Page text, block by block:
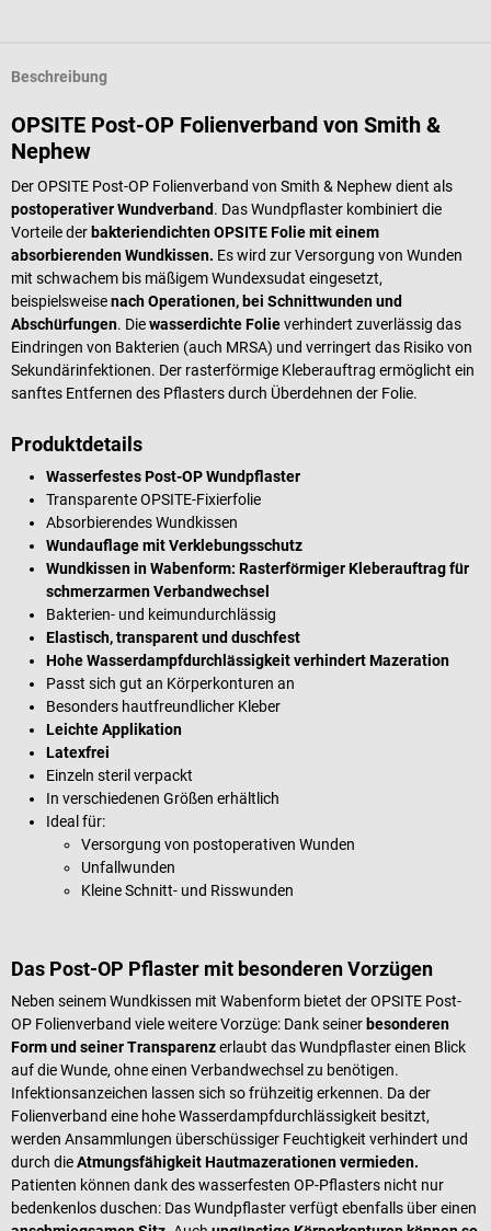
Beschreibung
OPSITE Post-OP Folienverband von Smith &
Nephew
Der OPSITE Post-OP Folienverband von Smith & Nephew dient als
postoperativer Wundverband. Das Wundpflaster kombiniert die
Vorteile der bakteriendichten OPSITE Folie mit einem
absorbierenden Wundkissen. Es wird zur Versorgung von Wunden
mit schwachem bis mäßigem Wundexsudat eingesetzt,
beispielsweisenach Operationen, bei Schnittwunden und
Abschürfungen. Diewasserdichte Folieverhindert zuverlässig das
Eindringen von Bakterien (auch MRSA) und verringert das Risiko von
Sekundärinfektionen. Der rasterförmige Kleberauftrag ermöglicht ein
sanftes Entfernen des Pflasters durch Überdehnen der Folie.
Produktdetails
Wasserfestes Post-OP Wundpflaster
Transparente OPSITE-Fixierfolie
Absorbierendes Wundkissen
Wundauflage mit Verklebungsschutz
Wundkissen in Wabenform: Rasterförmiger Kleberauftrag für
schmerzarmen Verbandwechsel
Bakterien- und keimundurchlässig
Elastisch, transparent und duschfest
Hohe Wasserdampfdurchlässigkeit verhindert Mazeration
Passt sich gut an Körperkonturen an
Besonders hautfreundlicher Kleber
Leichte Applikation
Latexfrei
Einzeln steril verpackt
In verschiedenen Größen erhältlich
Ideal für:
Versorgung von postoperativen Wunden
Unfallwunden
Kleine Schnitt- und Risswunden
Das Post-OP Pflaster mit besonderen Vorzügen
Neben seinem Wundkissen mit Wabenform bietet der OPSITE Post-
OP Folienverband viele weitere Vorzüge: Dank seiner besonderen
Form und seiner Transparenzerlaubt das Wundpflaster einen Blick
auf die Wunde, ohne einen Verbandwechsel zu benötigen.
Infektionsanzeichen lassen sich so frühzeitig erkennen. Da der
Folienverband eine hohe Wasserdampfdurchlässigkeit besitzt,
werden Ansammlungen überschüssiger Feuchtigkeit verhindert und
durch dieAtmungsfähigkeit Hautmazerationen vermieden.
Patienten können dank des wasserfesten OP-Pflasters nicht nur
bedenkenlos duschen: Das Wundpflaster verfügt ebenfalls über einen